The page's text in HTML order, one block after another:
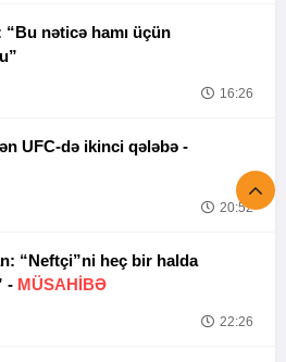
“Bu nəticə hamı üçün
16:26
Tofiq Musayevdən UFC-də ikinci qələbə -
20:52
“Neftçi”ni heç bir halda
- MÜSAHİBƏ
22:26